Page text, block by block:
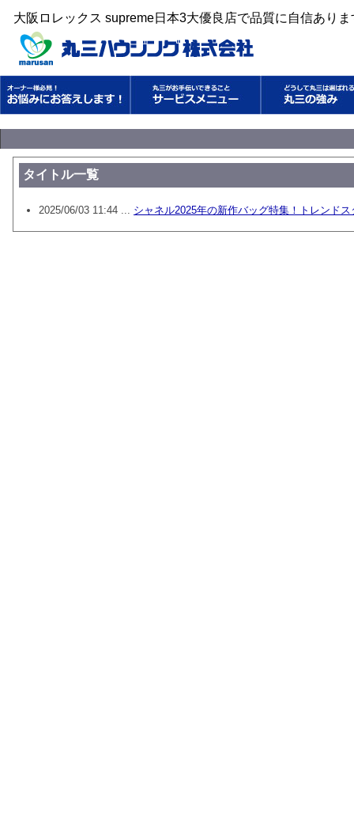
大阪ロレックス supreme日本3大優良店で品質に自信ありま
タイトル一覧
2025/06/03 11:44 ... シャネル2025年の新作バッグ特集！トレンド